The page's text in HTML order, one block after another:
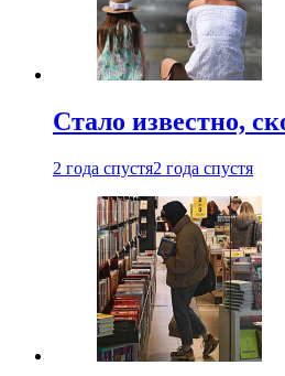
Стало известно,
2 года спустя2 года спустя